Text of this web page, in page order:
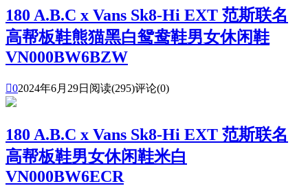
180 A.B.C x Vans Sk8-Hi EXT 范斯联名
高帮板鞋熊猫黑白鸳鸯鞋男女休闲鞋
VN000BW6BZW
02024年6月29日 阅读(295)评论(0)
180 A.B.C x Vans Sk8-Hi EXT 范斯联名
高帮板鞋男女休闲鞋米白
VN000BW6ECR